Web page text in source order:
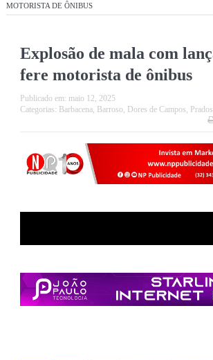
MOTORISTA DE ÔNIBUS
Explosão de mala com
fere motorista de ônibus
Publicado em: maio 12, 2025
Categorias: Barbacena, Barroso, Dores de Campos, Prados